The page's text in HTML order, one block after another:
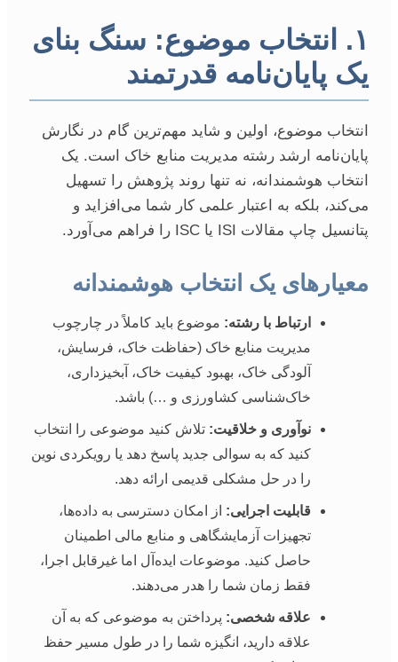
۱. انتخاب موضوع: سنگ بنای
یک پایان‌نامه قدرتمند
انتخاب موضوع، اولین و شاید مهم‌ترین گام در نگارش
پایان‌نامه ارشد رشته مدیریت منابع خاک است. یک
انتخاب هوشمندانه، نه تنها روند پژوهش را تسهیل
می‌کند، بلکه به اعتبار علمی کار شما می‌افزاید و
پتانسیل چاپ مقالات ISI یا ISC را فراهم می‌آورد.
معیارهای یک انتخاب هوشمندانه
ارتباط با رشته: موضوع باید کاملاً در چارچوب
مدیریت منابع خاک (حفاظت خاک، فرسایش،
آلودگی خاک، بهبود کیفیت خاک، آبخیزداری،
خاک‌شناسی کشاورزی و …) باشد.
نوآوری و خلاقیت: تلاش کنید موضوعی را انتخاب
کنید که به سوالی جدید پاسخ دهد یا رویکردی نوین
را در حل مشکلی قدیمی ارائه دهد.
قابلیت اجرایی: از امکان دسترسی به داده‌ها،
تجهیزات آزمایشگاهی و منابع مالی اطمینان
حاصل کنید. موضوعات ایده‌آل اما غیرقابل اجرا،
فقط زمان شما را هدر می‌دهند.
علاقه شخصی: پرداختن به موضوعی که به آن
علاقه دارید، انگیزه شما را در طول مسیر حفظ